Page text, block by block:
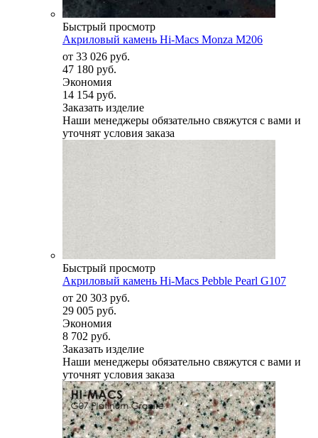
Быстрый просмотр
Акриловый камень Hi-Macs Monza M206
от 33 026 руб.
47 180 руб.
Экономия
14 154 руб.
Заказать изделие
Наши менеджеры обязательно свяжутся с вами и
уточнят условия заказа
Быстрый просмотр
Акриловый камень Hi-Macs Pebble Pearl G107
от 20 303 руб.
29 005 руб.
Экономия
8 702 руб.
Заказать изделие
Наши менеджеры обязательно свяжутся с вами и
уточнят условия заказа